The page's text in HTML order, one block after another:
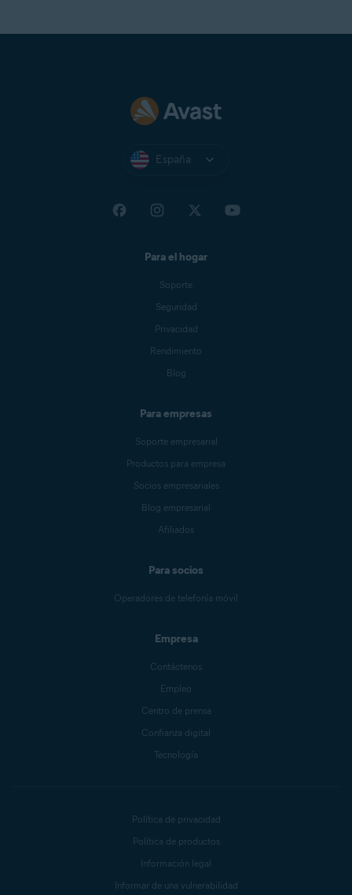
España
Para el hogar
Soporte
Seguridad
Privacidad
Rendimiento
Blog
Para empresas
Soporte empresarial
Productos para empresa
Socios empresariales
Blog empresarial
Afiliados
Para socios
Operadores de telefonía móvil
Empresa
Contáctenos
Empleo
Centro de prensa
Confianza digital
Tecnología
Política de privacidad
Política de productos
Información legal
Informar de una vulnerabilidad